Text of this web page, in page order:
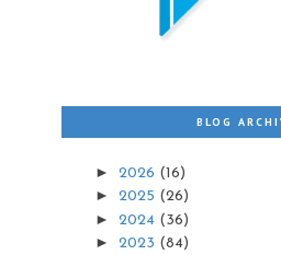
BLOG
►2026 (16)
►2025 (26)
►2024 (36)
►2023 (84)